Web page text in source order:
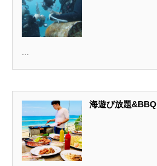
海遊び放題&BBQ